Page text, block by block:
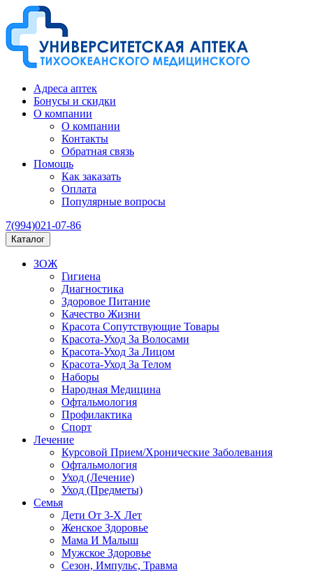
Адреса аптек
Бонусы и скидки
О компании
О компании
Контакты
Обратная связь
Помощь
Как заказать
Оплата
Популярные вопросы
7(994)021-07-86
Каталог
ЗОЖ
Гигиена
Диагностика
Здоровое Питание
Качество Жизни
Красота Сопутствующие Товары
Красота-Уход За Волосами
Красота-Уход За Лицом
Красота-Уход За Телом
Наборы
Народная Медицина
Офтальмология
Профилактика
Спорт
Лечение
Курсовой Прием/Хронические Заболевания
Офтальмология
Уход (Лечение)
Уход (Предметы)
Семья
Дети От 3-Х Лет
Женское Здоровье
Мама И Малыш
Мужское Здоровье
Сезон, Импульс, Травма